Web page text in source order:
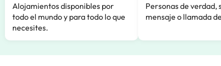
Alojamientos disponibles por
todo el mundo y para todo lo que
necesites.
Personas de verdad,
mensaje o llamada